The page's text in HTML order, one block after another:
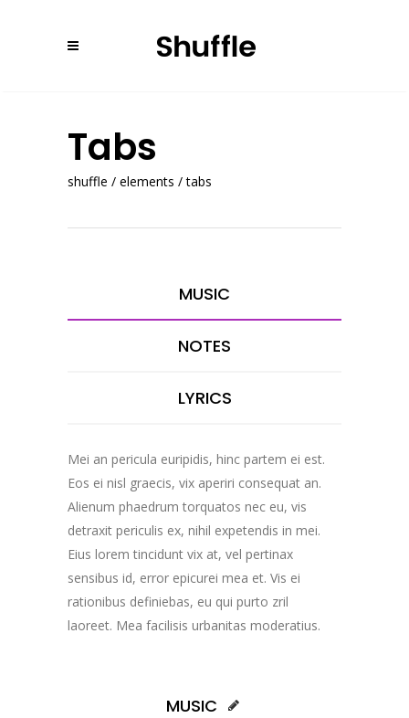
Tabs
shuffle / elements /tabs
MUSIC
NOTES
LYRICS
Mei an pericula euripidis, hinc partem ei est.
Eos ei nisl graecis, vix aperiri consequat an.
Alienum phaedrum torquatos nec eu, vis
detraxit periculis ex, nihil expetendis in mei.
Eius lorem tincidunt vix at, vel pertinax
sensibus id, error epicurei mea et. Vis ei
rationibus definiebas, eu qui purto zril
laoreet. Mea facilisis urbanitas moderatius.
MUSIC